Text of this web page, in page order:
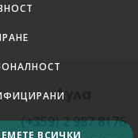
Аула
(+359) 2 987 8176
ВСИЧКИ